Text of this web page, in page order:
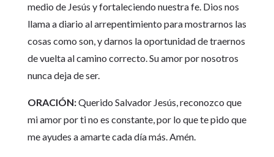
medio de Jesús y fortaleciendo nuestra fe. Dios nos
llama a diario al arrepentimiento para mostrarnos las
cosas como son, y darnos la oportunidad de traernos
de vuelta al camino correcto. Su amor por nosotros
nunca deja de ser.
ORACIÓN:Querido Salvador Jesús, reconozco que
mi amor por ti no es constante, por lo que te pido que
me ayudes a amarte cada día más. Amén.